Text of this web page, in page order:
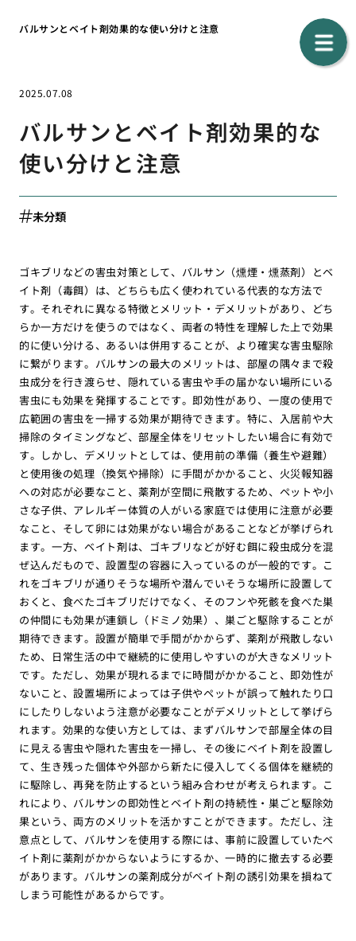
バルサンとベイト剤効果的な使い分けと注意
2025.07.08
バルサンとベイト剤効果的な
使い分けと注意
未分類
ゴキブリなどの害虫対策として、バルサン（燻煙・燻蒸剤）とベ
イト剤（毒餌）は、どちらも広く使われている代表的な方法で
す。それぞれに異なる特徴とメリット・デメリットがあり、どち
らか一方だけを使うのではなく、両者の特性を理解した上で効果
的に使い分ける、あるいは併用することが、より確実な害虫駆除
に繋がります。バルサンの最大のメリットは、部屋の隅々まで殺
虫成分を行き渡らせ、隠れている害虫や手の届かない場所にいる
害虫にも効果を発揮することです。即効性があり、一度の使用で
広範囲の害虫を一掃する効果が期待できます。特に、入居前や大
掃除のタイミングなど、部屋全体をリセットしたい場合に有効で
す。しかし、デメリットとしては、使用前の準備（養生や避難）
と使用後の処理（換気や掃除）に手間がかかること、火災報知器
への対応が必要なこと、薬剤が空間に飛散するため、ペットや小
さな子供、アレルギー体質の人がいる家庭では使用に注意が必要
なこと、そして卵には効果がない場合があることなどが挙げられ
ます。一方、ベイト剤は、ゴキブリなどが好む餌に殺虫成分を混
ぜ込んだもので、設置型の容器に入っているのが一般的です。こ
れをゴキブリが通りそうな場所や潜んでいそうな場所に設置して
おくと、食べたゴキブリだけでなく、そのフンや死骸を食べた巣
の仲間にも効果が連鎖し（ドミノ効果）、巣ごと駆除することが
期待できます。設置が簡単で手間がかからず、薬剤が飛散しない
ため、日常生活の中で継続的に使用しやすいのが大きなメリット
です。ただし、効果が現れるまでに時間がかかること、即効性が
ないこと、設置場所によっては子供やペットが誤って触れたり口
にしたりしないよう注意が必要なことがデメリットとして挙げら
れます。効果的な使い方としては、まずバルサンで部屋全体の目
に見える害虫や隠れた害虫を一掃し、その後にベイト剤を設置し
て、生き残った個体や外部から新たに侵入してくる個体を継続的
に駆除し、再発を防止するという組み合わせが考えられます。こ
れにより、バルサンの即効性とベイト剤の持続性・巣ごと駆除効
果という、両方のメリットを活かすことができます。ただし、注
意点として、バルサンを使用する際には、事前に設置していたベ
イト剤に薬剤がかからないようにするか、一時的に撤去する必要
があります。バルサンの薬剤成分がベイト剤の誘引効果を損ねて
しまう可能性があるからです。